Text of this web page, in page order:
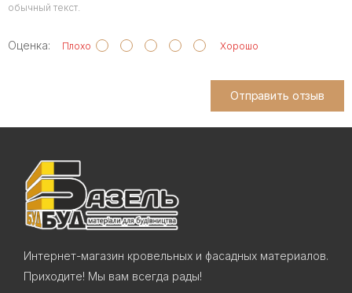
обычный текст.
Оценка: Плохо Хорошо
Отправить отзыв
Интернет-магазин кровельных и фасадных материалов.
Приходите! Мы вам всегда рады!